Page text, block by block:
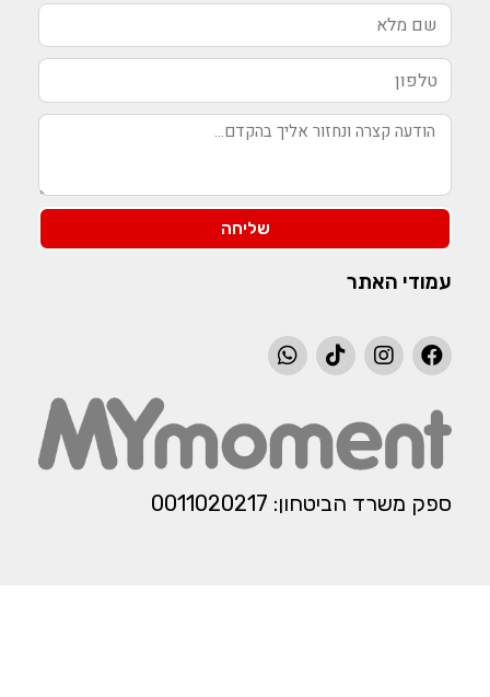
שליחה
עמודי האתר
ספק משרד הביטחון: 0011020217​​